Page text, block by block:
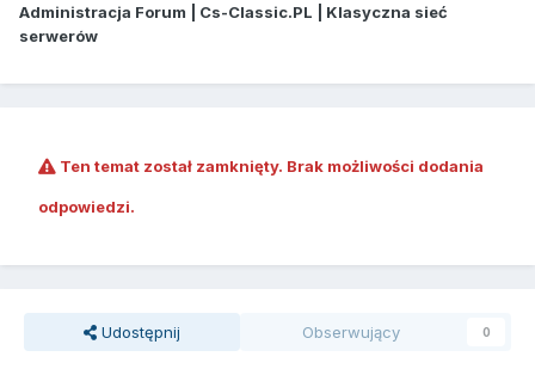
Administracja Forum | Cs-Classic.PL | Klasyczna sieć
serwerów
Ten temat został zamknięty. Brak możliwości dodania
odpowiedzi.
Udostępnij Obserwujący 0